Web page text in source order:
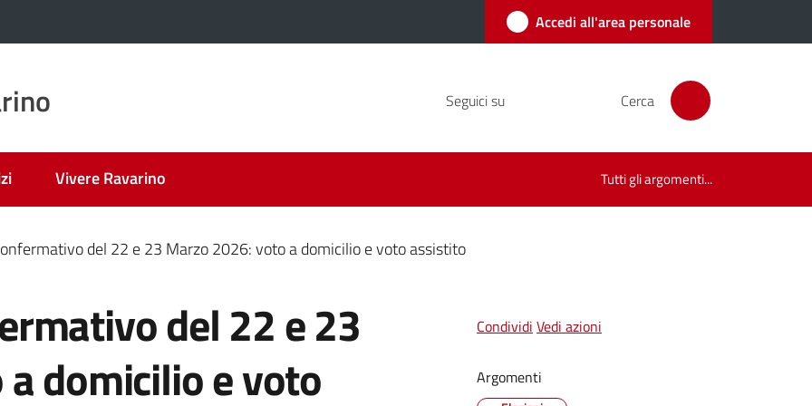
Accedi all'area personale
Seguici su Cerca
Vivere Ravarino Tutti gli argomenti...
del 22 e 23 Marzo 2026: voto a domicilio e voto assistito
del 22 e 23
domicilio e voto
Condividi Vedi azioni
Argomenti